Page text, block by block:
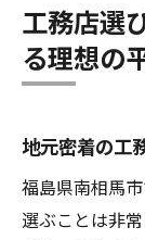
工務店選
る理想の
地元密着の工
福島県南相馬
選ぶことは非